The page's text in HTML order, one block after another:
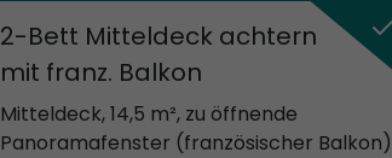
2-Bett Mitteldeck achtern
mit franz. Balkon
Mitteldeck, 14,5 m², zu öffnende
Panoramafenster (französischer Balkon)